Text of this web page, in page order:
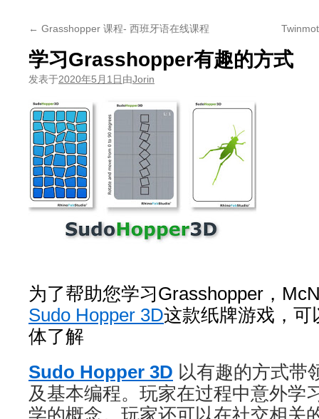
← Grasshopper 课程- 西班牙语在线课程
学习Grasshopper有趣的方式
发表于2020年5月1日由Jorin
为了帮助您学习Grasshopper，
Sudo Hopper 3D这款纸牌游戏，可
体了解
Sudo Hopper 3D 以有趣的方式带
及基本编程。玩家在过程中意外学
学的概念。玩家还可以在社交相关